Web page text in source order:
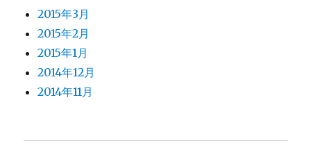
2015年3月
2015年2月
2015年1月
2014年12月
2014年11月